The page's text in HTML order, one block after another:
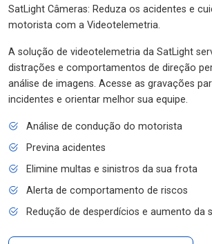
SatLight Câmeras: Reduza os acidentes e
motorista com a Videotelemetria.
A solução de videotelemetria da SatLight
distrações e comportamentos de direção
análise de imagens. Acesse as gravações
incidentes e orientar melhor sua equipe.
Análise de condução do motorista
Previna acidentes
Elimine multas e sinistros da sua frota
Alerta de comportamento de riscos
Redução de desperdícios e aumento da